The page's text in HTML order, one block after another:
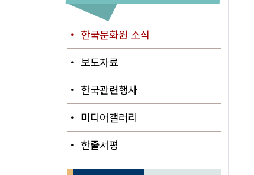
・ 한국문화원 소식
・ 보도자료
・ 한국관련행사
・ 미디어갤러리
・ 한줄서평